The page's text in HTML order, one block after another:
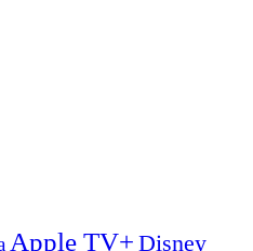
Apple TV+ Disney